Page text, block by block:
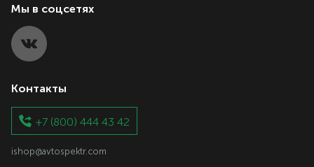
Мы в соцсетях
Контакты
+7 (800) 444 43 42
ishop@avtospektr.com